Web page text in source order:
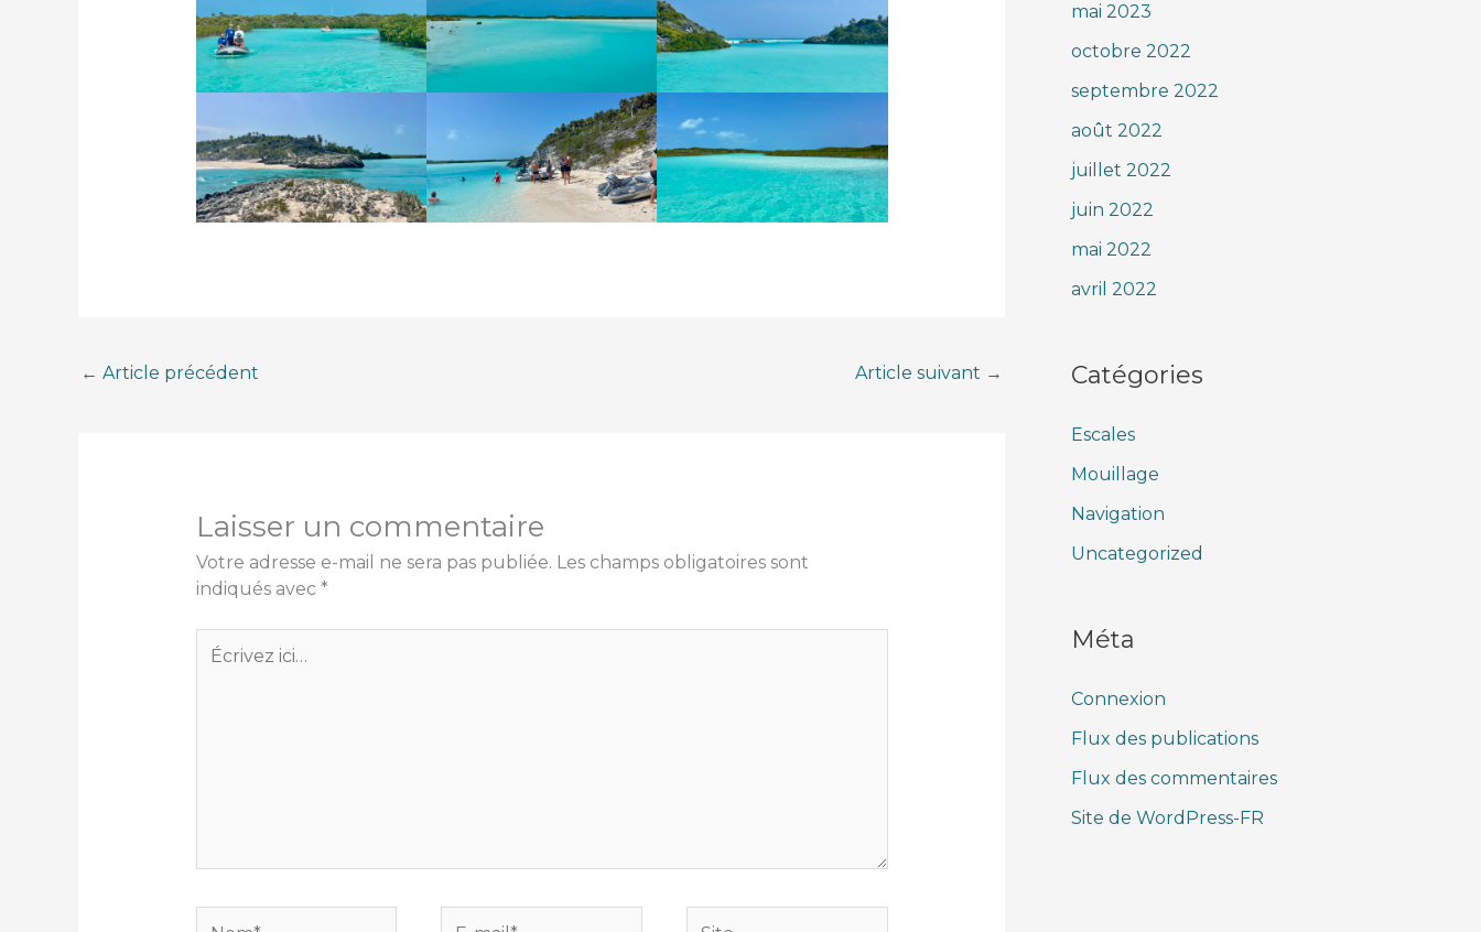
← Article précédent Article suivant →
Laisser un commentaire
Votre adresse e-mail ne sera pas publiée. Les champs obligatoires sont
indiqués avec *
Écrivez
ici…
mai 2023
octobre 2022
septembre 2022
août 2022
juillet 2022
juin 2022
mai 2022
avril 2022
Catégories
Escales
Mouillage
Navigation
Uncategorized
Méta
Connexion
Flux des publications
Flux des commentaires
Site de WordPress-FR